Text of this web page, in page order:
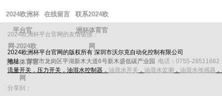
2024欧洲杯
平台官
网-2024欧
洲杯体育官
网
在线留言 联系2024欧
洲杯体育官
网
2024欧洲杯平台官网的友情链接：
2024欧洲杯平台官网的版权所有 深圳市沃尔克自动化控制有限公司
地址： 深圳市龙岗区平湖新木大道6号新木盛低碳产业园
电话：0755-
流量开关 ， 压力开关 ， 油混水控制器 ， 油混水开关 ， 油混水监测 ， 油混水传感器 ，
分享到：